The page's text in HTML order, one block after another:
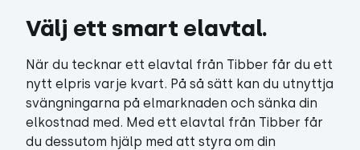
Välj ett smart elavtal.
När du tecknar ett elavtal från Tibber får du ett
nytt elpris varje kvart. På så sätt kan du utnyttja
svängningarna på elmarknaden och sänka din
elkostnad med. Med ett elavtal från Tibber får
du dessutom hjälp med att styra om din